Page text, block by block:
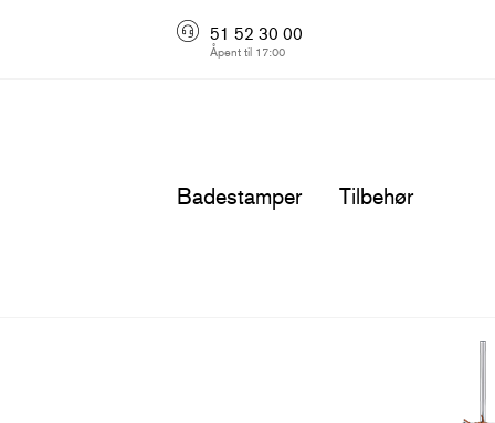
Badestamper Tilbehør
51 52 30 00
Åpent til 17:00